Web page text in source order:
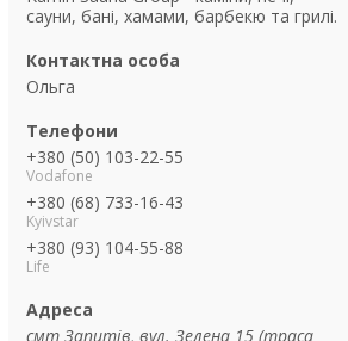
сауни, бані, хамами, барбекю та грилі.
Ольга
+380 (50) 103-22-55
Vodafone
+380 (68) 733-16-43
Kyivstar
+380 (93) 104-55-88
Life
смт Запитів, вул. Зелена 15 (траса